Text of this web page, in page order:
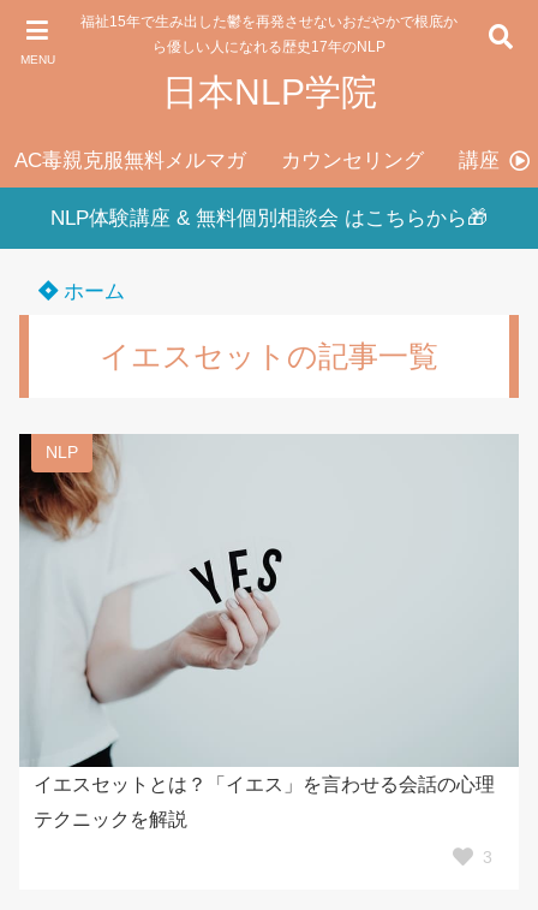
MENU
福祉15年で生み出した鬱を再発させないおだやかで根底か
ら優しい人になれる歴史17年のNLP
日本NLP学院
AC毒親克服無料メルマガ カウンセリング 講座料
NLP体験講座 & 無料個別相談会 はこちらから🎁
ホーム
イエスセットの記事一覧
NLP
イエスセットとは？「イエス」を言わせる会話の心理
テクニックを解説
3